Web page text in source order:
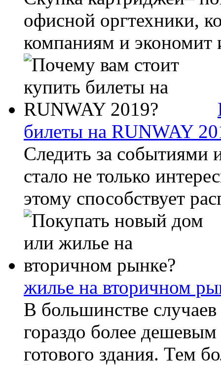
офисной оргтехники,
компаниям и экономит
билеты на RUNWAY
Следить за событиями
стало не только
этому способствует
жилье на вторичном
В большинстве случаев
гораздо более
готового здания. Тем